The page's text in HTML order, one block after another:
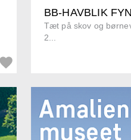
BB-HAVBLIK FYN
Tæt på skov og
2...